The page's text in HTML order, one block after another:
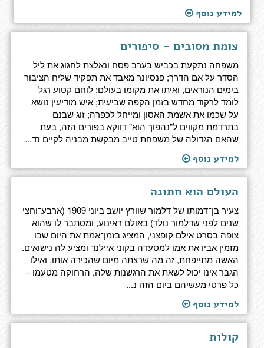
למידע נוסף
צומת מסובים - סיפורים
משפחה נתקעת בכביש בערב פסח ונאלצת לחגוג את ליל
הסדר על אם הדרך; פנסיונר מאבד את תפקיד שליח הציבור
בימים הנוראים, ואיתו את מקומו בעולם; לוחם קטוע רגל
לומד לרקוד מחדש בזמן הקפה שביעית; איש מודיעין נושא
על שכמו את אשמת האסון ומייחל לכפרה; זוג שבנם
בתרדמת מקווים ל"נהפוך הוא" דווקא בפורים הזה, בעת
שהאם הגדולה של משפחת טייב מבקשת מבניה לקיים נד...
למידע נוסף
העולם הוא חתונה
צעיר בן־דמותו של דלמור שוורץ יושב ביוני 1909 (ארבע־וחצי
שנים לפני שדלמור נולד) באולם ראינוע, ומסתבר לו שהוא
צופה בסרט אילם קופצני, המציג בזמן־אמת את היום שבו
מזמין אביו את אמו למסעדה בקוני איילנד ומציע לה נישואים.
האשה מתייפחת, זה מה שרצתה מיום שהכירה אותו, ואילו
הגבר אינו יכול לשאת את הרגשנות שלה, הרחוקה מטעמו –
כל פרטי מעשיהם ביום הזה נ...
למידע נוסף
קולות